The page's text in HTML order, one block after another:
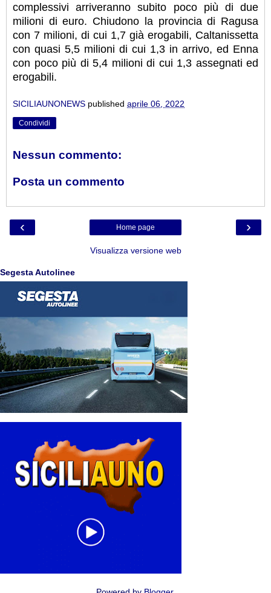
complessivi arriveranno subito poco più di due
milioni di euro. Chiudono la provincia di Ragusa
con 7 milioni, di cui 1,7 già erogabili, Caltanissetta
con quasi 5,5 milioni di cui 1,3 in arrivo, ed Enna
con poco più di 5,4 milioni di cui 1,3 assegnati ed
erogabili.
SICILIAUNONEWS published aprile 06, 2022
Condividi
Nessun commento:
Posta un commento
‹ ›
Home page
Visualizza versione web
Segesta Autolinee